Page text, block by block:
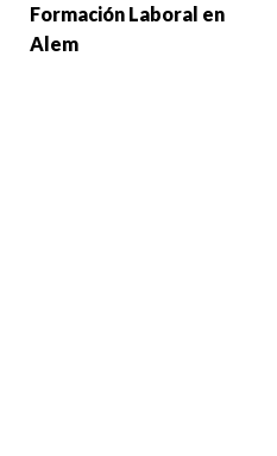
Formación Laboral en
Alem